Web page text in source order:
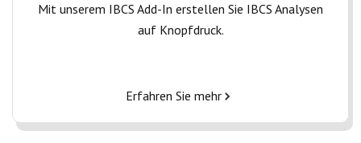
Mit unserem IBCS Add-In erstellen Sie IBCS Analysen
auf Knopfdruck.
Erfahren Sie mehr